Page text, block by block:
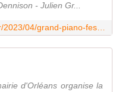
- Julien Gr...
d'Orléans organise la